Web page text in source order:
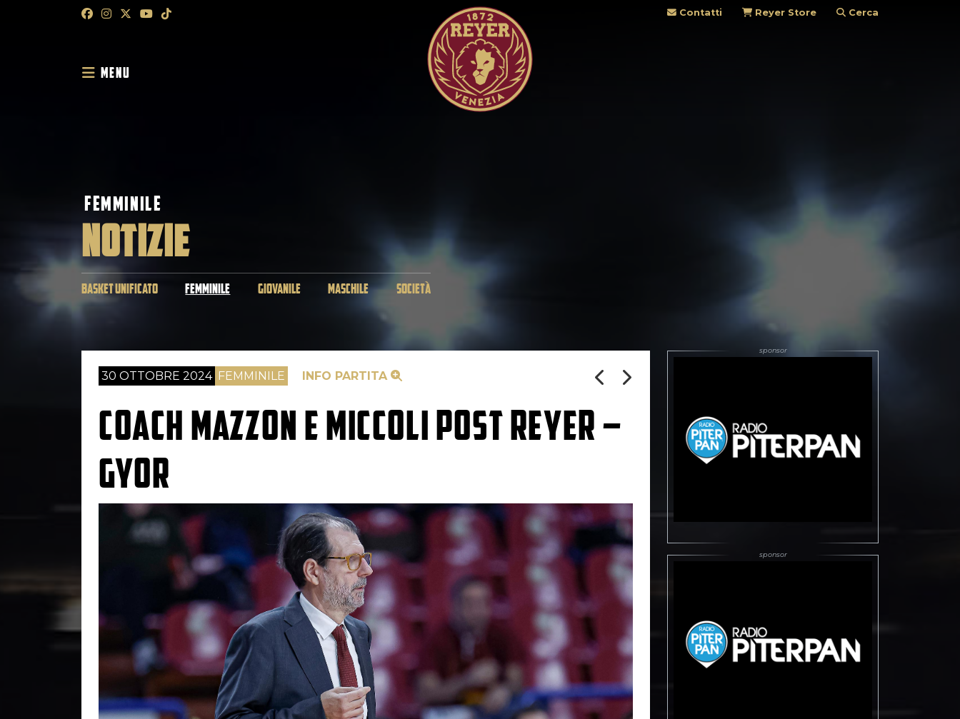
MENU
Contatti Reyer Store Cerca
FEMMINILE
NOTIZIE
BASKET UNIFICATO FEMMINILE GIOVANILE MASCHILE SOCIETÀ
30 OTTOBRE 2024 FEMMINILE INFO PARTITA
COACH MAZZON E MICCOLI POST REYER –
GYOR